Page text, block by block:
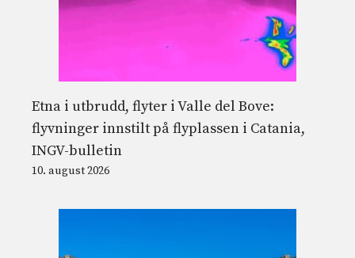
Etna i utbrudd, flyter i Valle del Bove:
flyvninger innstilt på flyplassen i Catania,
INGV-bulletin
10. august 2026